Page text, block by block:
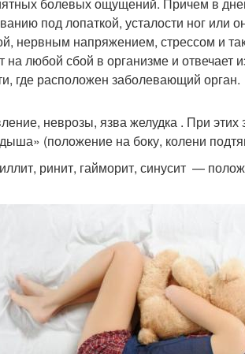
под лопаткой, усталости ног или
нервным напряжением, стрессом и
на любой сбой в организме и
где расположен заболевающий орган.
неврозы, язва желудка . При этих
(положение на боку, колени
ринит, гайморит, синусит —